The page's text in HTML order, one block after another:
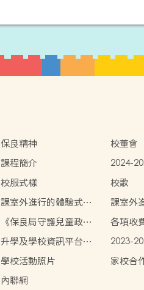
保良精神
校董會
課程簡介
2024-
校服式樣
校歌
課室外進行的體驗式學
習活動天地 2024-2025
課室外
習活動
《保良局守護兒童政
策》
各項收
升學及學校資訊平台網
站
2023-
生統一
學校活動照片
家校合
內聯網